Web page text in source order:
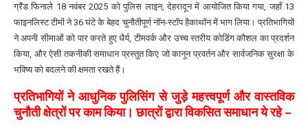
ग्रैंड फिनाले 18 नवंबर 2025 को पुलिस लाइन, देहरादून में आयोजित किया गया, जहाँ 13
फाइनलिस्ट टीमों ने 36 घंटे के बेहद चुनौतीपूर्ण नॉन-स्टॉप हैकाथॉन में भाग लिया। प्रतिभागियों
ने अपनी सीमाओं को पार करते हुए धैर्य, टीमवर्क और उच्च स्तरीय कोडिंग कौशल का प्रदर्शन
किया, और ऐसी तकनीकी समाधान प्रस्तुत किए जो कानून प्रवर्तन और सार्वजनिक सुरक्षा के
भविष्य को बदलने की क्षमता रखते हैं।
प्रतिभागियों ने आधुनिक पुलिसिंग से जुड़े महत्त्वपूर्ण और वास्तविक
चुनौती क्षेत्रों पर काम किया। छात्रों द्वारा विकसित समाधान ये रहे –